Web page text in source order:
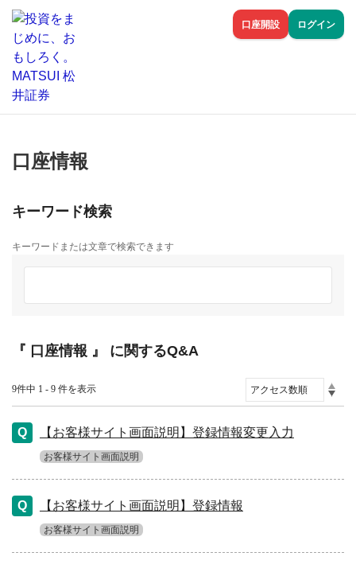
口座開設 ログイン
口座情報
キーワード検索
キーワードまたは文章で検索できます
『 口座情報 』 に関するQ&A
9件中 1 - 9 件を表示
【お客様サイト画面説明】登録情報変更入力
お客様サイト画面説明
【お客様サイト画面説明】登録情報
お客様サイト画面説明